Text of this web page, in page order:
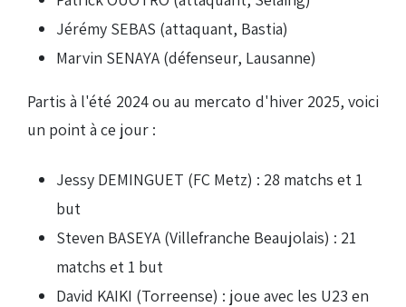
Jérémy SEBAS (attaquant, Bastia)
Marvin SENAYA (défenseur, Lausanne)
Partis à l'été 2024 ou au mercato d'hiver 2025, voici
un point à ce jour :
Jessy DEMINGUET (FC Metz) : 28 matchs et 1
but
Steven BASEYA (Villefranche Beaujolais) : 21
matchs et 1 but
David KAIKI (Torreense) : joue avec les U23 en